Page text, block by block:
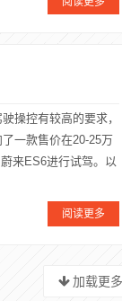
操控有较高的要求，
一款售价在20-25万
来ES6进行试驾。以
阅读更多
加载更多